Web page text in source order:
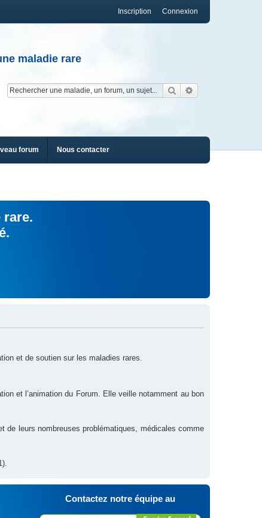
Connexion
Inscription
maladie rare
Rechercher
forum Nous contacter
rare.
et de soutien sur les maladies rares.
et l’animation du Forum. Elle veille notamment au bon
de leurs nombreuses problématiques, médicales comme
Contactez notre équipe au